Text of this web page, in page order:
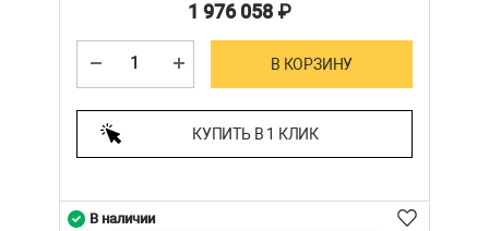
1 976 058₽
В КОРЗИНУ
КУПИТЬ В 1 КЛИК
В наличии